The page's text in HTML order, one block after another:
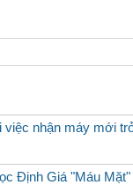
nhận máy mới
Định Giá "Máu